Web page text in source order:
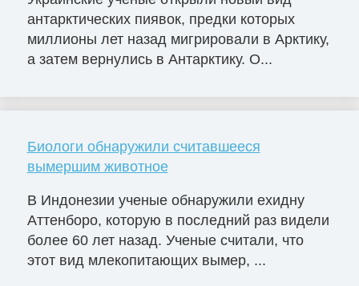
антарктических пиявок, предки которых
миллионы лет назад мигрировали в Арктику,
а затем вернулись в Антарктику. О...
Биологи обнаружили считавшееся
вымершим животное
В Индонезии ученые обнаружили ехидну
Аттенборо, которую в последний раз видели
более 60 лет назад. Ученые считали, что
этот вид млекопитающих вымер, ...